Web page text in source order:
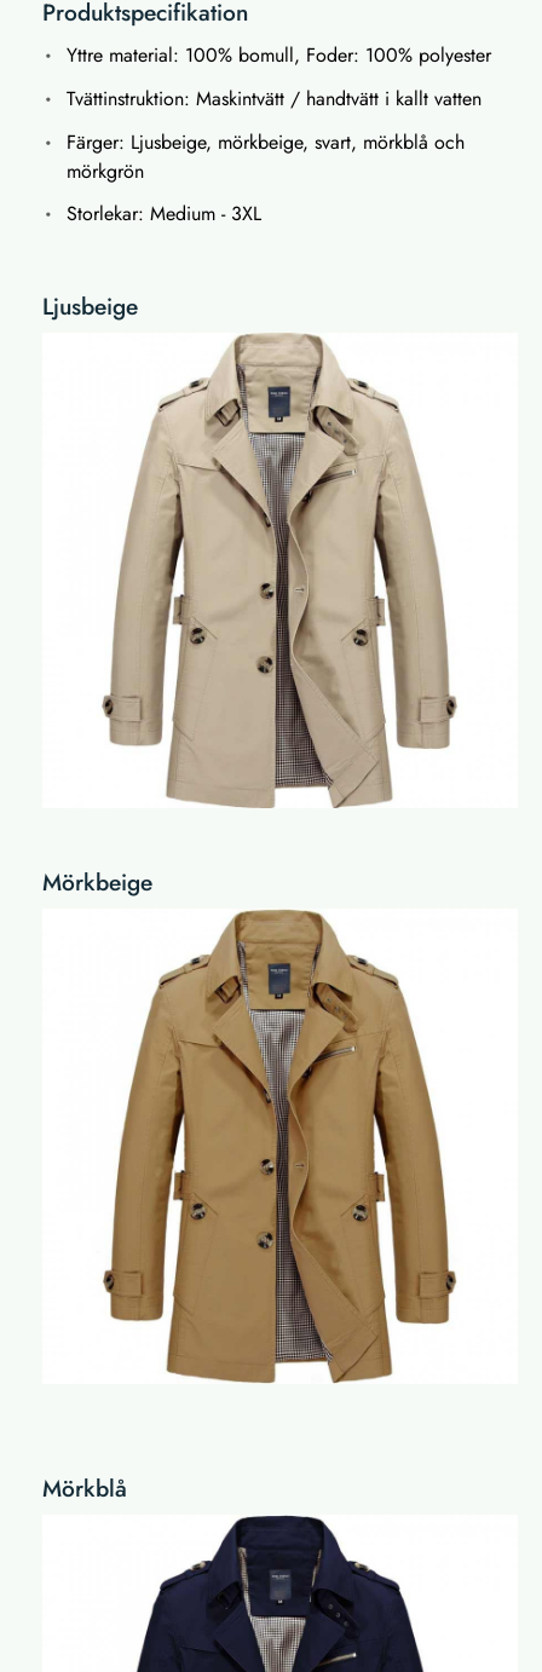
Produktspecifikation
Yttre material: 100% bomull, Foder: 100% polyester
Tvättinstruktion: Maskintvätt / handtvätt i kallt vatten
Färger: Ljusbeige, mörkbeige, svart, mörkblå och
mörkgrön
Storlekar: Medium - 3XL
Ljusbeige
Mörkbeige
Mörkblå